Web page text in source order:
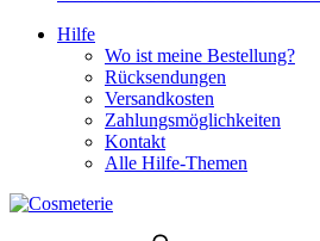
Hilfe
Wo ist meine Bestellung?
Rücksendungen
Versandkosten
Zahlungsmöglichkeiten
Kontakt
Alle Hilfe-Themen